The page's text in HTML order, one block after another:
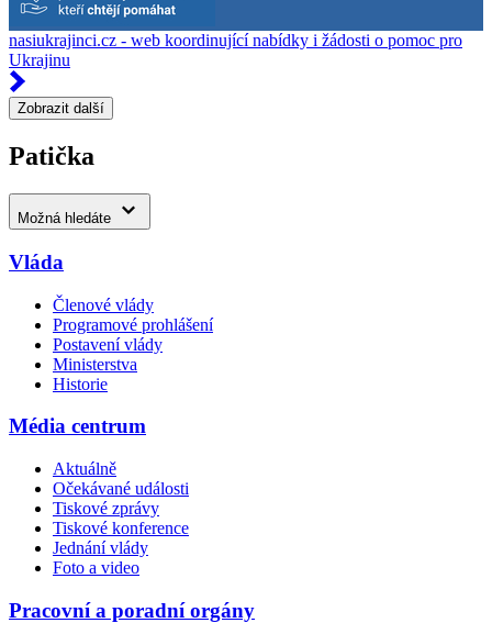
nasiukrajinci.cz - web koordinující nabídky i žádosti o pomoc pro
Ukrajinu
Zobrazit další
Patička
Možná hledáte
Vláda
Členové vlády
Programové prohlášení
Postavení vlády
Ministerstva
Historie
Média centrum
Aktuálně
Očekávané události
Tiskové zprávy
Tiskové konference
Jednání vlády
Foto a video
Pracovní a poradní orgány